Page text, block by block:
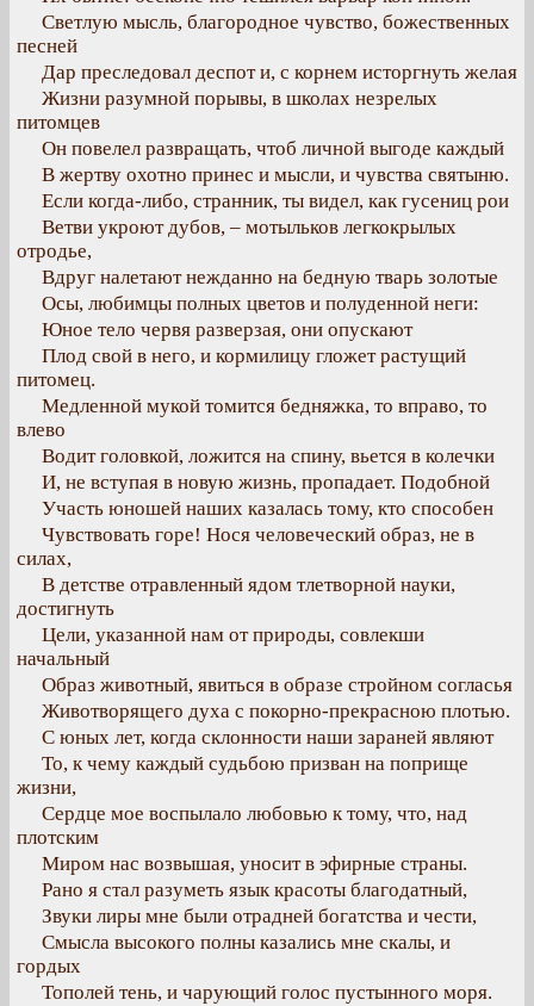
Светлую мысль, благородное чувство, божественных
песней
Дар преследовал деспот и, с корнем исторгнуть желая
Жизни разумной порывы, в школах незрелых
питомцев
Он повелел развращать, чтоб личной выгоде каждый
В жертву охотно принес и мысли, и чувства святыню.
Если когда-либо, странник, ты видел, как гусениц рои
Ветви укроют дубов, – мотыльков легкокрылых
отродье,
Вдруг налетают нежданно на бедную тварь золотые
Осы, любимцы полных цветов и полуденной неги:
Юное тело червя разверзая, они опускают
Плод свой в него, и кормилицу гложет растущий
питомец.
Медленной мукой томится бедняжка, то вправо, то
влево
Водит головкой, ложится на спину, вьется в колечки
И, не вступая в новую жизнь, пропадает. Подобной
Участь юношей наших казалась тому, кто способен
Чувствовать горе! Нося человеческий образ, не в
силах,
В детстве отравленный ядом тлетворной науки,
достигнуть
Цели, указанной нам от природы, совлекши
начальный
Образ животный, явиться в образе стройном согласья
Животворящего духа с покорно-прекрасною плотью.
С юных лет, когда склонности наши зараней являют
То, к чему каждый судьбою призван на поприще
жизни,
Сердце мое воспылало любовью к тому, что, над
плотским
Миром нас возвышая, уносит в эфирные страны.
Рано я стал разуметь язык красоты благодатный,
Звуки лиры мне были отрадней богатства и чести,
Смысла высокого полны казались мне скалы, и
гордых
Тополей тень, и чарующий голос пустынного моря.